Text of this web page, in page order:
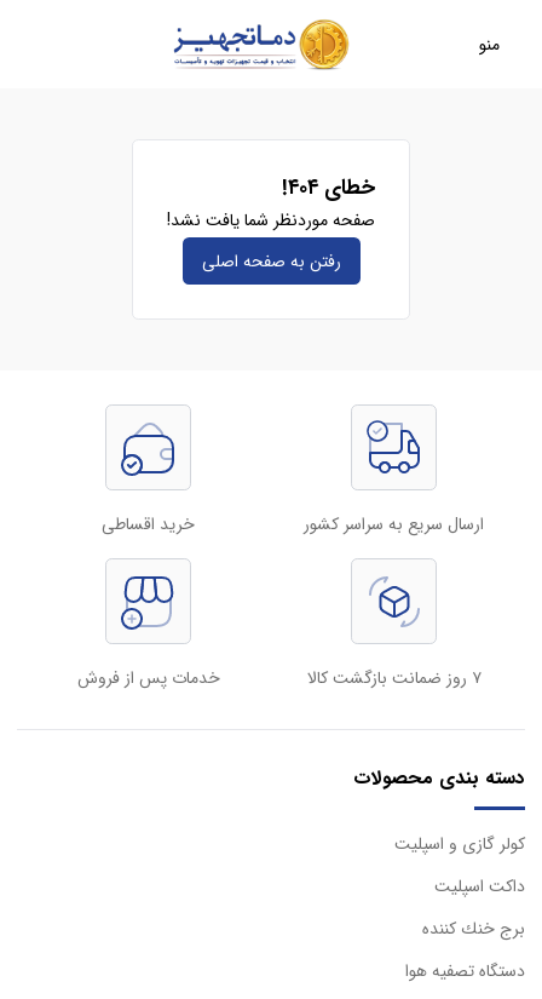
منو
خطای ۴۰۴!
صفحه موردنظر شما یافت نشد!
رفتن به صفحه‌ اصلی
ارسال سریع به سراسر کشور خرید اقساطی
۷ روز ضمانت بازگشت کالا خدمات پس از فروش
دسته بندی محصولات
كولر گازی و اسپليت
داكت اسپليت
برج خنك كننده
دستگاه تصفيه هوا